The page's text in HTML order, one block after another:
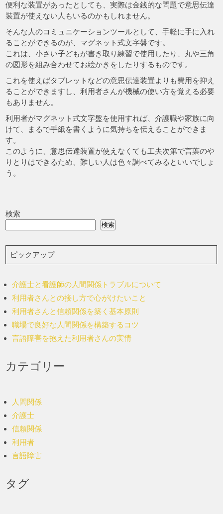
便利な装置があったとしても、実際は金銭的な問題で意思伝達
装置が使えない人もいるのかもしれません。
そんな人のコミュニケーションツールとして、手軽に手に入れ
ることができるのが、マグネット式文字盤です。
これは、小さい子どもが書き取り練習で使用したり、丸や三角
の図形を組み合わせてお絵かきをしたりするものです。
これを使えばタブレットなどの意思伝達装置よりも費用を抑え
ることができますし、利用者さんが機械の使い方を覚える必要
もありません。
利用者がマグネット式文字盤を使用すれば、介護職や家族に向
けて、まるで手紙を書くように気持ちを伝えることができま
す。
このように、意思伝達装置が使えなくても工夫次第で言葉のや
りとりはできるため、難しい人は色々調べてみるといいでしょ
う。
検索
検索
ピックアップ
介護士と看護師の人間関係トラブルについて
利用者さんとの接し方で心がけたいこと
利用者さんと信頼関係を築く基本原則
職場で良好な人間関係を構築するコツ
言語障害を抱えた利用者さんの実情
カテゴリー
人間関係
介護士
信頼関係
利用者
言語障害
タグ